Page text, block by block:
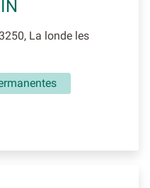
La londe les